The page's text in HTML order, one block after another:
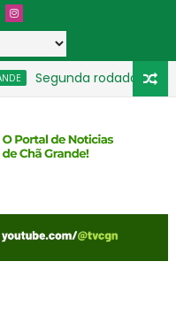
Segunda rodada